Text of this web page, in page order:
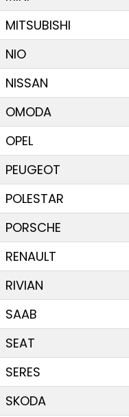
MITSUBISHI
NIO
NISSAN
OMODA
OPEL
PEUGEOT
POLESTAR
PORSCHE
RENAULT
RIVIAN
SAAB
SEAT
SERES
SKODA